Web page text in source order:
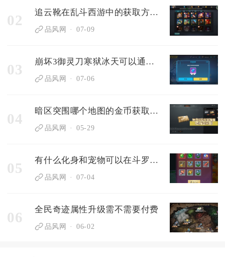
02 追云靴在乱斗西游中的获取方式是什么
品风网 07-09
03 崩坏3御灵刀寒狱冰天可以通过什么方式得到
品风网 07-06
04 暗区突围哪个地图的金币获取效果好
品风网 05-29
05 有什么化身和宠物可以在斗罗大陆斗神再临游戏中培养
品风网 07-04
06 全民奇迹属性升级需不需要付费
品风网 06-02